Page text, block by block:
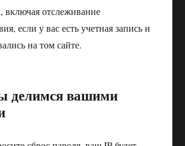
отслеживание
если у вас есть учетная запись и
на том сайте.
делимся вашими